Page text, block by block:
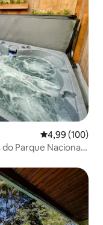
4,99 de uma
4,99 (100)
Parque Nacional